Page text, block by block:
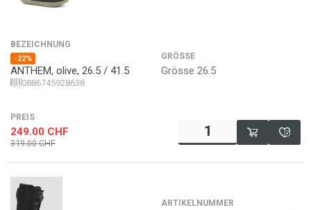
BEZEICHNUNG
-22%
ANTHEM, olive, 26.5 / 41.5
0886745928638
GRÖSSE
Grösse 26.5
PREIS
249.00 CHF
319.00 CHF
ARTIKELNUMMER